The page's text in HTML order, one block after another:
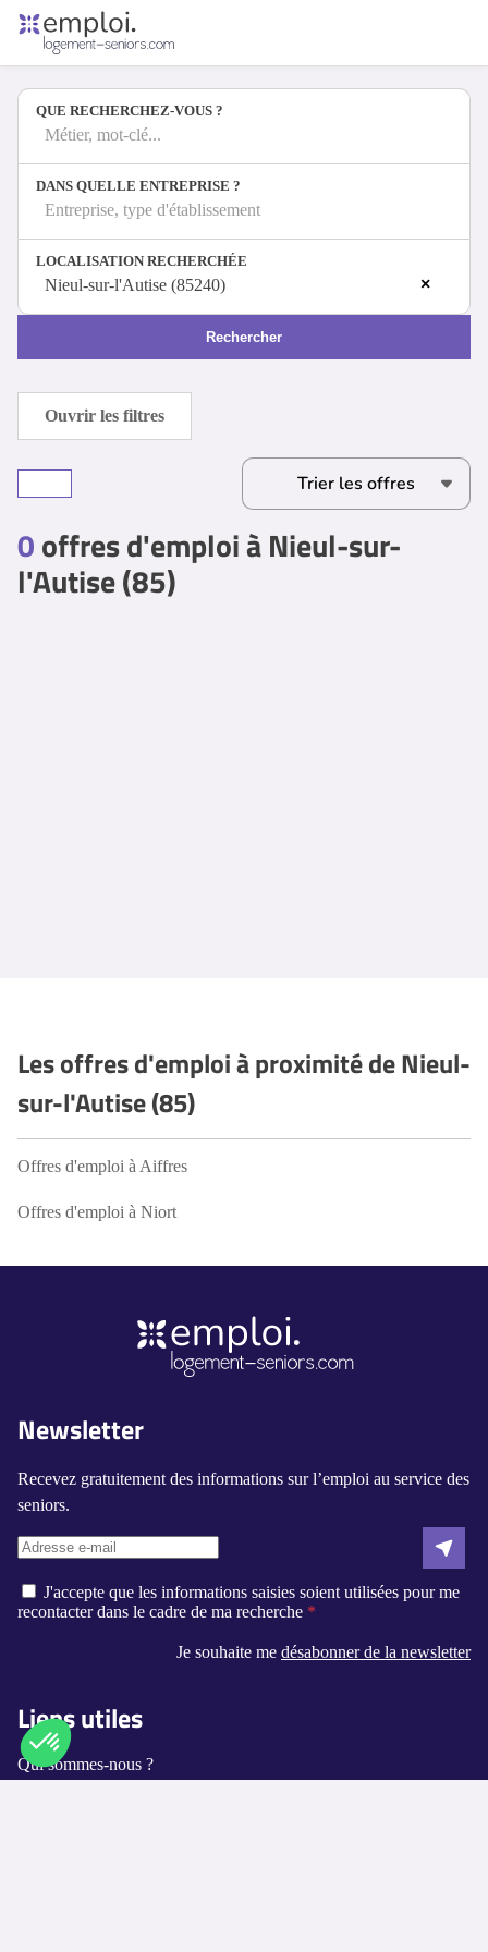
Offres d'emploi
Entreprises
Métiers
Se connecter
Espace candidat
Espace recruteur
QUE RECHERCHEZ-VOUS ?
Métier, mot-clé...
DANS QUELLE ENTREPRISE ?
Entreprise, type d'établissement
LOCALISATION RECHERCHÉE
×
Nieul-sur-l'Autise (85240)
Rechercher
0offres d'emploi à Nieul-sur-
l'Autise (85)
Ouvrir les filtres
Les offres d'emploi à proximité de Nieul-
sur-l'Autise (85)
Offres d'emploi à Aiffres
Offres d'emploi à Niort
Newsletter
Recevez gratuitement des informations sur l’emploi au service des
seniors.
J'accepte que les informations saisies soient utilisées pour me
recontacter dans le cadre de ma recherche
Je souhaite me désabonner de la newsletter
Liens utiles
Qui sommes-nous ?